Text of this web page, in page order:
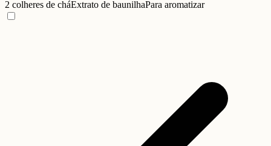
2 colheres de cháExtrato de baunilhaPara aromatizar